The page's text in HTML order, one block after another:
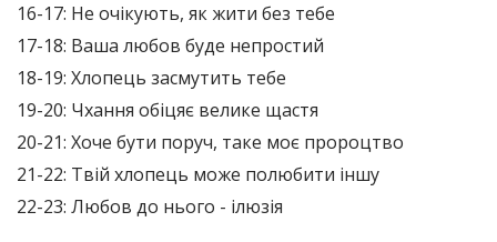
16-17: Не очікують, як жити без тебе
17-18: Ваша любов буде непростий
18-19: Хлопець засмутить тебе
19-20: Чхання обіцяє велике щастя
20-21: Хоче бути поруч, таке моє пророцтво
21-22: Твій хлопець може полюбити іншу
22-23: Любов до нього - ілюзія